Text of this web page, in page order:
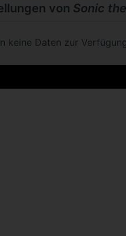
von Sonic
keine Daten zur Verfügung